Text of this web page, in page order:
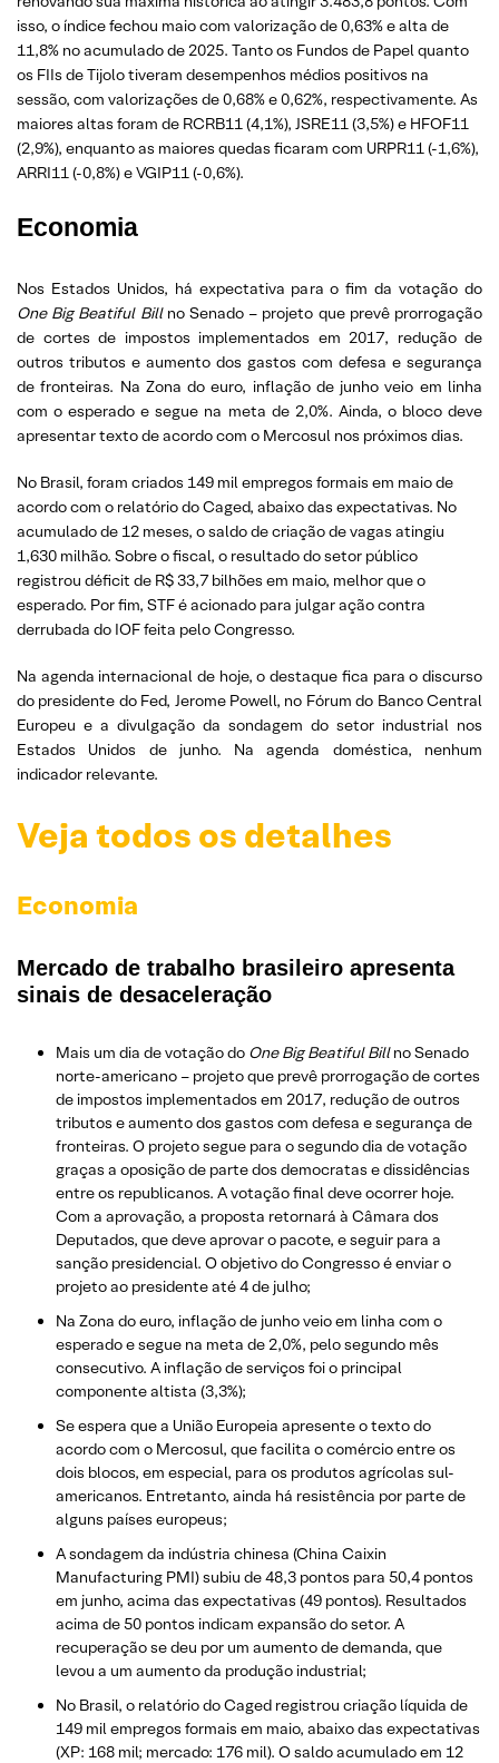
isso, o índice fechou maio com valorização de 0,63% e alta de
11,8% no acumulado de 2025. Tanto os Fundos de Papel quanto
os FIIs de Tijolo tiveram desempenhos médios positivos na
sessão, com valorizações de 0,68% e 0,62%, respectivamente. As
maiores altas foram de RCRB11 (4,1%), JSRE11 (3,5%) e HFOF11
(2,9%), enquanto as maiores quedas ficaram com URPR11 (-1,6%),
ARRI11 (-0,8%) e VGIP11 (-0,6%).
Economia
Nos Estados Unidos, há expectativa para o fim da votação do
One Big Beatiful Billno Senado – projeto que prevê prorrogação
de cortes de impostos implementados em 2017, redução de
outros tributos e aumento dos gastos com defesa e segurança
de fronteiras. Na Zona do euro, inflação de junho veio em linha
com o esperado e segue na meta de 2,0%. Ainda, o bloco deve
apresentar texto de acordo com o Mercosul nos próximos dias.
No Brasil, foram criados 149 mil empregos formais em maio de
acordo com o relatório do Caged, abaixo das expectativas. No
acumulado de 12 meses, o saldo de criação de vagas atingiu
1,630 milhão. Sobre o fiscal, o resultado do setor público
registrou déficit de R$ 33,7 bilhões em maio, melhor que o
esperado. Por fim, STF é acionado para julgar ação contra
derrubada do IOF feita pelo Congresso.
Na agenda internacional de hoje, o destaque fica para o discurso
do presidente do Fed, Jerome Powell, no Fórum do Banco Central
Europeu e a divulgação da sondagem do setor industrial nos
Estados Unidos de junho. Na agenda doméstica, nenhum
indicador relevante.
Veja todos os detalhes
Economia
Mercado de trabalho brasileiro apresenta
sinais de desaceleração
Mais um dia de votação do One Big Beatiful Billno Senado
norte-americano – projeto que prevê prorrogação de cortes
de impostos implementados em 2017, redução de outros
tributos e aumento dos gastos com defesa e segurança de
fronteiras. O projeto segue para o segundo dia de votação
graças a oposição de parte dos democratas e dissidências
entre os republicanos. A votação final deve ocorrer hoje.
Com a aprovação, a proposta retornará à Câmara dos
Deputados, que deve aprovar o pacote, e seguir para a
sanção presidencial. O objetivo do Congresso é enviar o
projeto ao presidente até 4 de julho;
Na Zona do euro, inflação de junho veio em linha com o
esperado e segue na meta de 2,0%, pelo segundo mês
consecutivo. A inflação de serviços foi o principal
componente altista (3,3%);
Se espera que a União Europeia apresente o texto do
acordo com o Mercosul, que facilita o comércio entre os
dois blocos, em especial, para os produtos agrícolas sul-
americanos. Entretanto, ainda há resistência por parte de
alguns países europeus;
A sondagem da indústria chinesa (China Caixin
Manufacturing PMI) subiu de 48,3 pontos para 50,4 pontos
em junho, acima das expectativas (49 pontos). Resultados
acima de 50 pontos indicam expansão do setor. A
recuperação se deu por um aumento de demanda, que
levou a um aumento da produção industrial;
No Brasil, o relatório do Caged registrou criação líquida de
149 mil empregos formais em maio, abaixo das expectativas
(XP: 168 mil; mercado: 176 mil). O saldo acumulado em 12